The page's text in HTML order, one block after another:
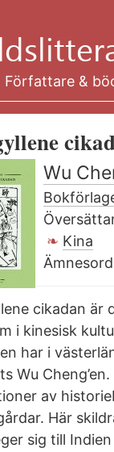
Författare &
Wu
Kina
cikadan är
i kinesisk
har i
Wu
av
Här
sig till